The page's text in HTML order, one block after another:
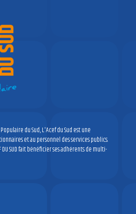
du Sud, L'Acef du Sud est une
et au personnel des services publics.
SUD fait bénéficier ses adhérents de multi-